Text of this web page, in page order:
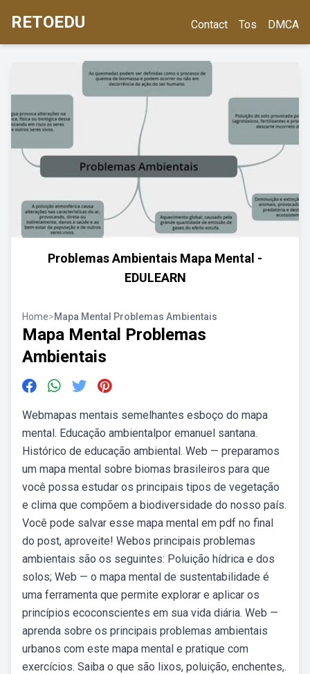
RETOEDU Contact Tos DMCA
Problemas Ambientais Mapa Mental -
EDULEARN
Home>Mapa Mental Problemas Ambientais
Mapa Mental Problemas
Ambientais
Webmapas mentais semelhantes esboço do mapa
mental. Educação ambientalpor emanuel santana.
Histórico de educação ambiental. Web — preparamos
um mapa mental sobre biomas brasileiros para que
você possa estudar os principais tipos de vegetação
e clima que compõem a biodiversidade do nosso país.
Você pode salvar esse mapa mental em pdf no final
do post, aproveite! Webos principais problemas
ambientais são os seguintes: Poluição hídrica e dos
solos; Web — o mapa mental de sustentabilidade é
uma ferramenta que permite explorar e aplicar os
princípios ecoconscientes em sua vida diária. Web —
aprenda sobre os principais problemas ambientais
urbanos com este mapa mental e pratique com
exercícios. Saiba o que são lixos, poluição, enchentes,.